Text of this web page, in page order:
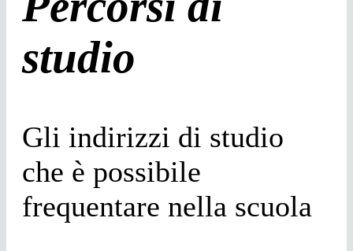
studio
Gli indirizzi di studio
che è possibile
frequentare nella scuola